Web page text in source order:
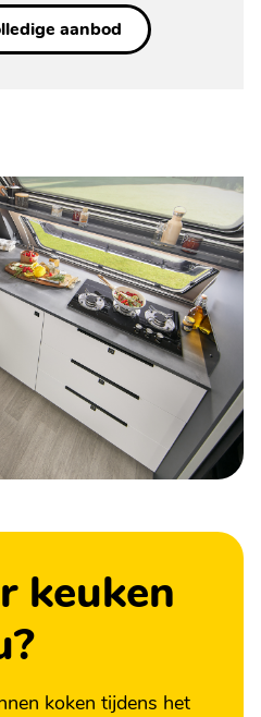
aanbod
keuken
koken tijdens het